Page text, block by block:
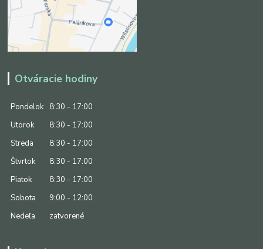
Otváracie hodiny
Pondelok
8:30 - 17:00
Utorok
8:30 - 17:00
Streda
8:30 - 17:00
Štvrtok
8:30 - 17:00
Piatok
8:30 - 17:00
Sobota
9:00 - 12:00
Nedeľa
zatvorené